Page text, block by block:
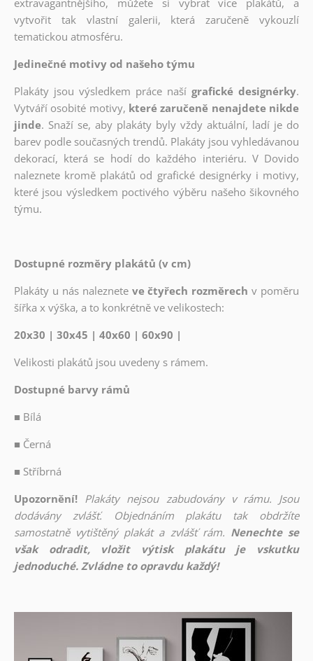
extravagantnějšího, můžete si vybrat více plakátů, a
vytvořit tak vlastní galerii, která zaručeně vykouzlí
tematickou atmosféru.
Jedinečné motivy od našeho týmu
Plakáty jsou výsledkem práce naší grafické designérky.
Vytváří osobité motivy, které zaručeně nenajdete nikde
jinde. Snaží se, aby plakáty byly vždy aktuální, ladí je do
barev podle současných trendů. Plakáty jsou vyhledávanou
dekorací, která se hodí do každého interiéru. V Dovido
naleznete kromě plakátů od grafické designérky i motivy,
které jsou výsledkem poctivého výběru našeho šikovného
týmu.
Dostupné rozměry plakátů (v cm)
Plakáty u nás naleznete ve čtyřech rozměrech v poměru
šířka x výška, a to konkrétně ve velikostech:
20x30 | 30x45 | 40x60 | 60x90 |
Velikosti plakátů jsou uvedeny s rámem.
Dostupné barvy rámů
■ Bílá
■ Černá
■ Stříbrná
Upozornění! Plakáty nejsou zabudovány v rámu. Jsou
dodávány zvlášť. Objednáním plakátu tak obdržíte
samostatně vytištěný plakát a zvlášť rám. Nenechte se
však odradit, vložit výtisk plakátu je vskutku
jednoduché. Zvládne to opravdu každý!